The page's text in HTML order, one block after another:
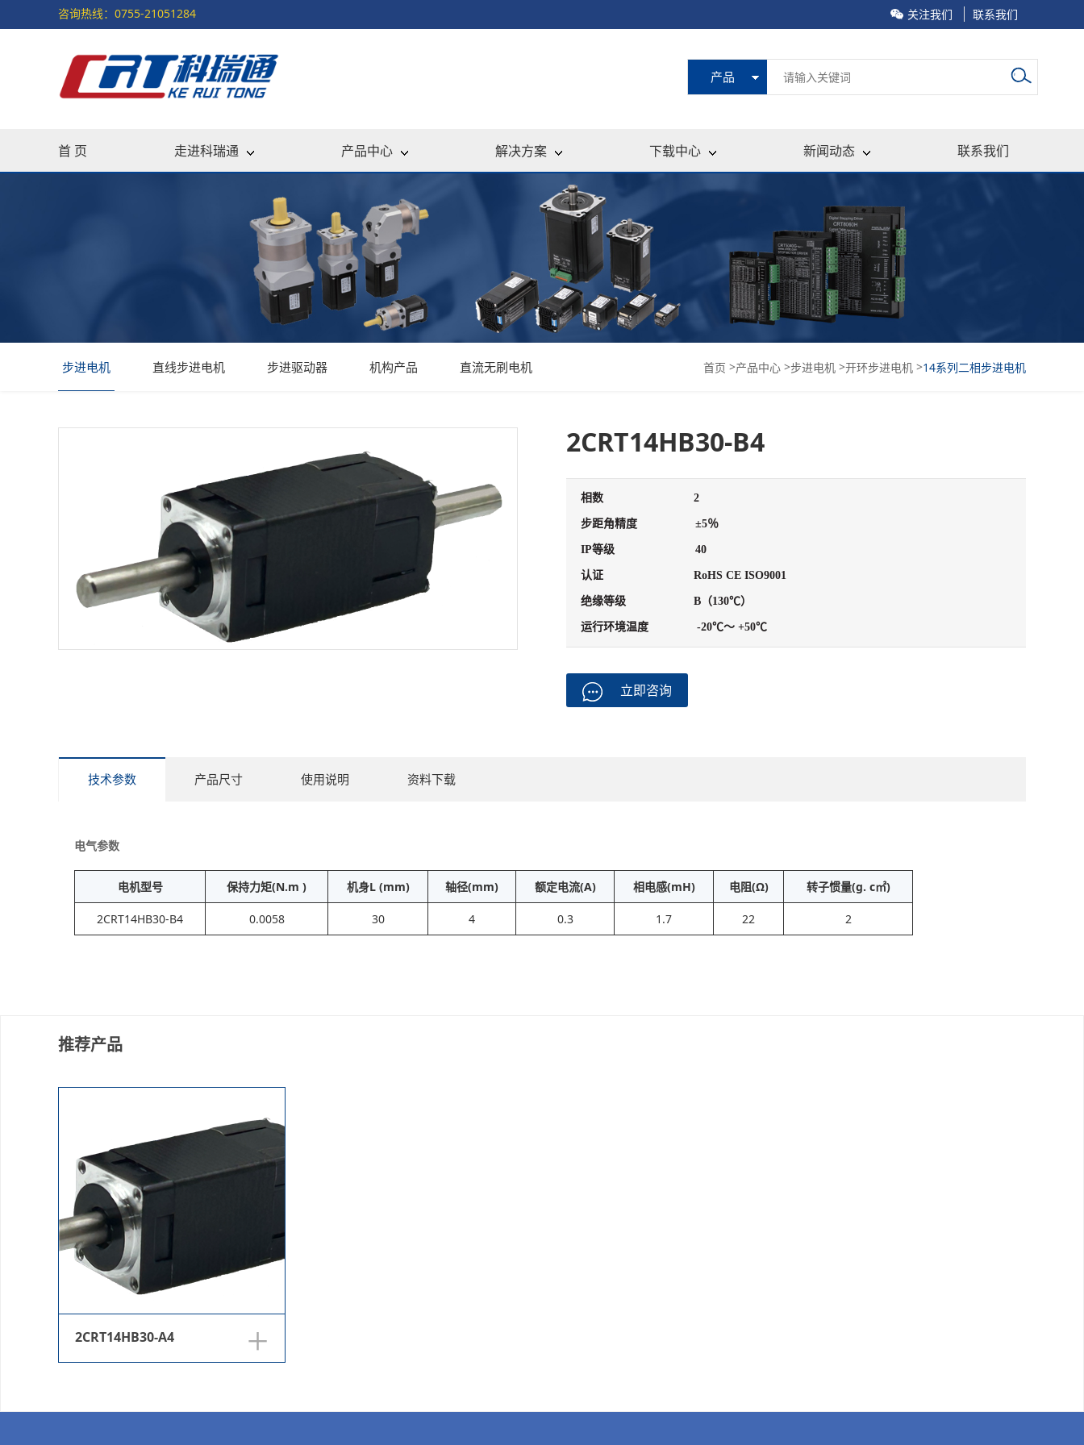
咨询热线：0755-21051284 关注我们 联系我们
产品
首 页 走进科瑞通 产品中心 解决方案 下载中心 新闻动态 联系我们
步进电机 直线步进电机 步进驱动器 机构产品 直流无刷电机 首页 >产品中心 >步进电机 >开环步进电机 >14系列二相步进电机
2CRT14HB30-B4
相数 2
步距角精度 ±5％
IP等级 40
认证 RoHS CE ISO9001
绝缘等级 B（130℃）
运行环境温度 -20℃～ +50℃
立即咨询
技术参数 产品尺寸 使用说明 资料下载
电气参数
电机型号 保持力矩(N.m ) 机身L (mm) 轴径(mm) 额定电流(A) 相电感(mH) 电阻(Ω) 转子惯量(g. c㎡)
2CRT14HB30-B4 0.0058 30 4 0.3 1.7 22 2
推荐产品
+
2CRT14HB30-A4